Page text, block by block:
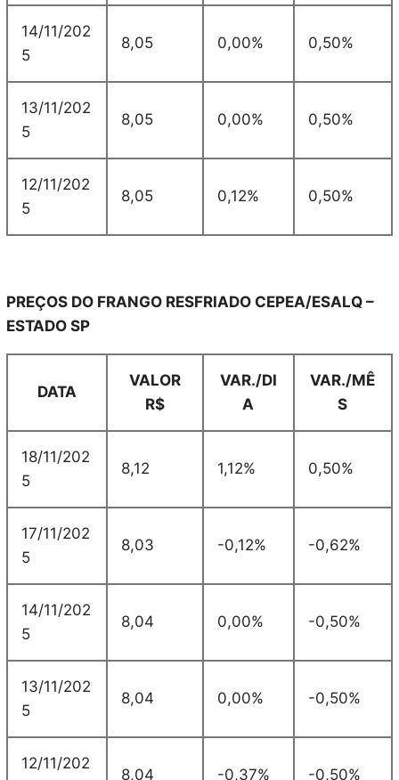
14/11/202
5
8,05 0,00% 0,50%
13/11/202
5
8,05 0,00% 0,50%
12/11/202
5
8,05 0,12% 0,50%
PREÇOS DO FRANGO RESFRIADO CEPEA/ESALQ –
ESTADO SP
DATA
VALOR
R$
VAR./DI
A
VAR./MÊ
S
18/11/202
5
8,12 1,12% 0,50%
17/11/202
5
8,03 -0,12% -0,62%
14/11/202
5
8,04 0,00% -0,50%
13/11/202
5
8,04 0,00% -0,50%
12/11/202
8,04 -0,37% -0,50%